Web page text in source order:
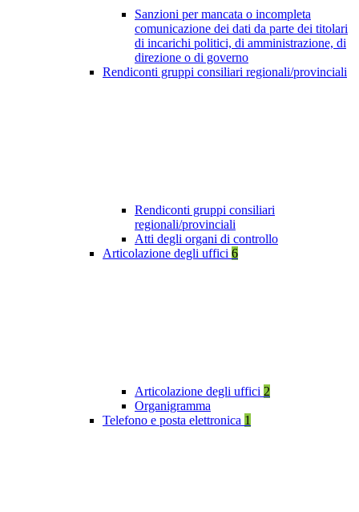
Sanzioni per mancata o incompleta
comunicazione dei dati da parte dei titolari
di incarichi politici, di amministrazione, di
direzione o di governo
Rendiconti gruppi consiliari regionali/provinciali
Rendiconti gruppi consiliari
regionali/provinciali
Atti degli organi di controllo
Articolazione degli uffici 6
Articolazione degli uffici 2
Organigramma
Telefono e posta elettronica 1